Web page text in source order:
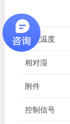
环境温度
相对湿
附件
控制信号